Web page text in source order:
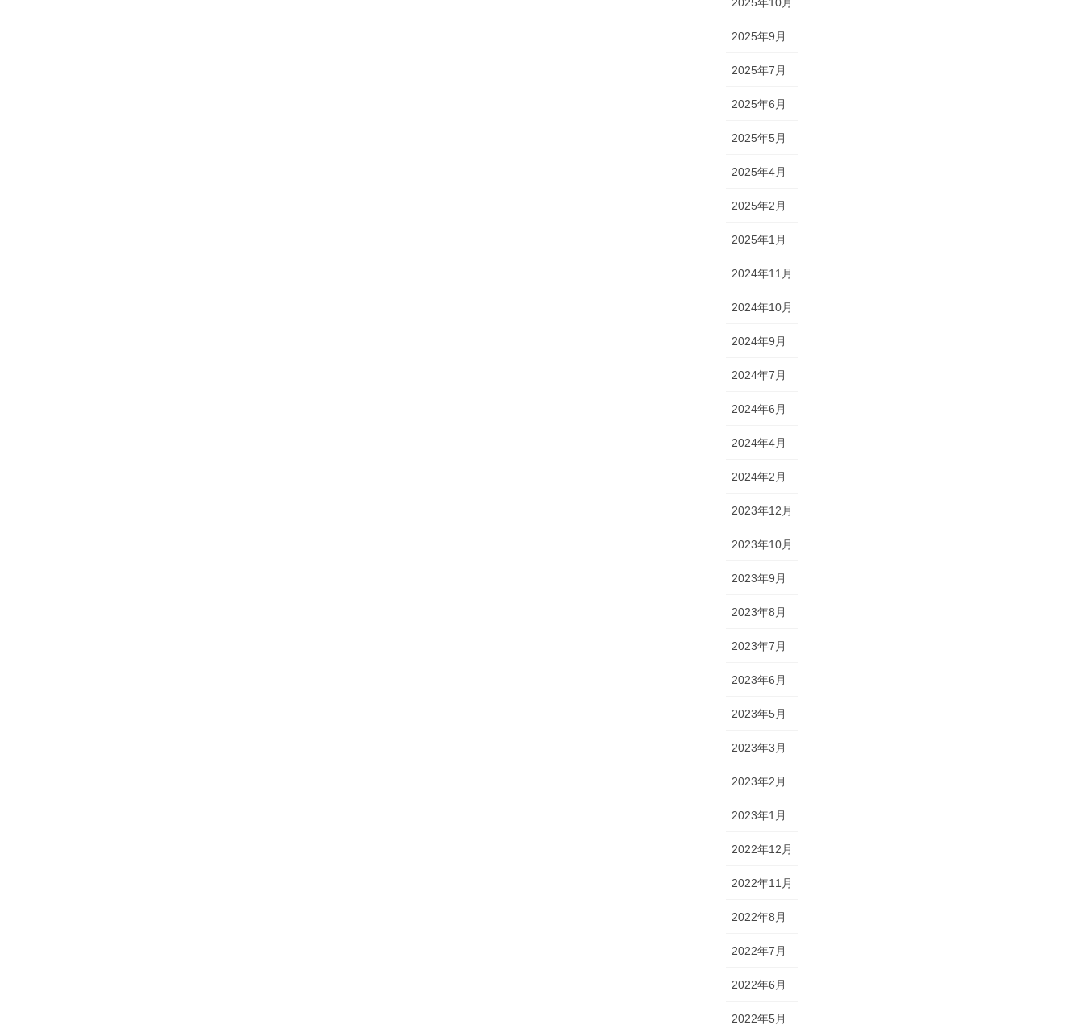
2025年9月
2025年7月
2025年6月
2025年5月
2025年4月
2025年2月
2025年1月
2024年11月
2024年10月
2024年9月
2024年7月
2024年6月
2024年4月
2024年2月
2023年12月
2023年10月
2023年9月
2023年8月
2023年7月
2023年6月
2023年5月
2023年3月
2023年2月
2023年1月
2022年12月
2022年11月
2022年8月
2022年7月
2022年6月
2022年5月